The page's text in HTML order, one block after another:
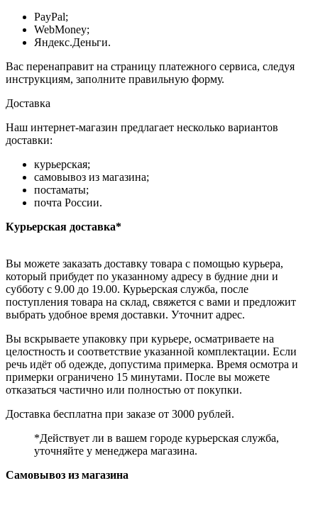
PayPal;
WebMoney;
Яндекс.Деньги.
Вас перенаправит на страницу платежного сервиса, следуя
инструкциям, заполните правильную форму.
Доставка
Наш интернет-магазин предлагает несколько вариантов
доставки:
курьерская;
самовывоз из магазина;
постаматы;
почта России.
Курьерская доставка*
Вы можете заказать доставку товара с помощью курьера,
который прибудет по указанному адресу в будние дни и
субботу с 9.00 до 19.00. Курьерская служба, после
поступления товара на склад, свяжется с вами и предложит
выбрать удобное время доставки. Уточнит адрес.
Вы вскрываете упаковку при курьере, осматриваете на
целостность и соответствие указанной комплектации. Если
речь идёт об одежде, допустима примерка. Время осмотра и
примерки ограничено 15 минутами. После вы можете
отказаться частично или полностью от покупки.
Доставка бесплатна при заказе от 3000 рублей.
*Действует ли в вашем городе курьерская служба,
уточняйте у менеджера магазина.
Самовывоз из магазина